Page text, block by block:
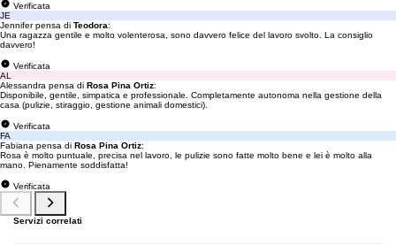
Verificata
JE
Jennifer pensa di Teodora:
Una ragazza gentile e molto volenterosa, sono davvero felice del lavoro svolto. La consiglio
davvero!
Verificata
AL
Alessandra pensa di Rosa Pina Ortiz:
Disponibile, gentile, simpatica e professionale. Completamente autonoma nella gestione della
casa (pulizie, stiraggio, gestione animali domestici).
Verificata
FA
Fabiana pensa di Rosa Pina Ortiz:
Rosa è molto puntuale, precisa nel lavoro, le pulizie sono fatte molto bene e lei è molto alla
mano. Pienamente soddisfatta!
Verificata
Servizi correlati